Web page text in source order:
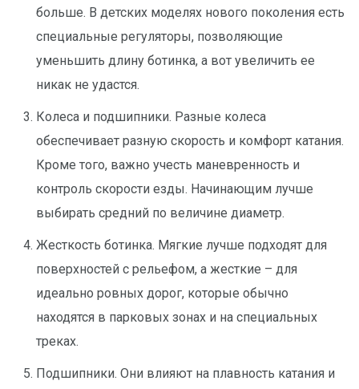
больше. В детских моделях нового поколения есть
специальные регуляторы, позволяющие
уменьшить длину ботинка, а вот увеличить ее
никак не удастся.
Колеса и подшипники. Разные колеса
обеспечивает разную скорость и комфорт катания.
Кроме того, важно учесть маневренность и
контроль скорости езды. Начинающим лучше
выбирать средний по величине диаметр.
Жесткость ботинка. Мягкие лучше подходят для
поверхностей с рельефом, а жесткие – для
идеально ровных дорог, которые обычно
находятся в парковых зонах и на специальных
треках.
Подшипники. Они влияют на плавность катания и